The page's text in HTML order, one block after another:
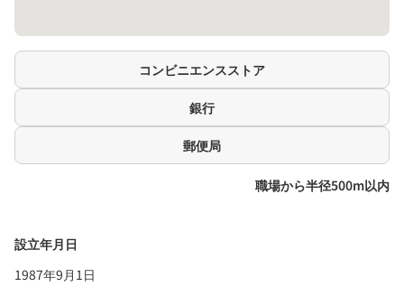
コンビニエンスストア
銀行
郵便局
職場から半径500m以内
設立年月日
1987年9月1日